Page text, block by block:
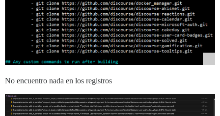
No encuentro nada en los registros